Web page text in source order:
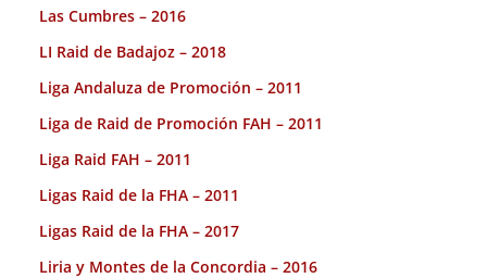
Las Cumbres – 2016
LI Raid de Badajoz – 2018
Liga Andaluza de Promoción – 2011
Liga de Raid de Promoción FAH – 2011
Liga Raid FAH – 2011
Ligas Raid de la FHA – 2011
Ligas Raid de la FHA – 2017
Liria y Montes de la Concordia – 2016